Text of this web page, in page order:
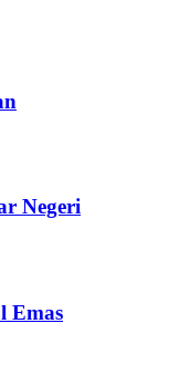
Negeri
Emas